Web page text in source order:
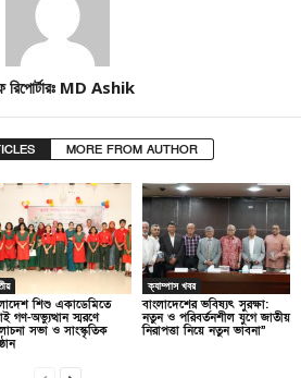
রিপোর্টারঃ MD Ashik
MORE FROM AUTHOR
শিশু একাডেমিতে
গণ-অভ্যুত্থান স্মরণে
সভা ও সাংস্কৃতিক
ক্যাম্পাস খবর
বাংলাদেশের ভবিষ্যৎ সুরক্ষা:
নতুন ও পরিবর্তনশীল যুগে জাতীয়
নিরাপত্তা নিয়ে নতুন ভাবনা”